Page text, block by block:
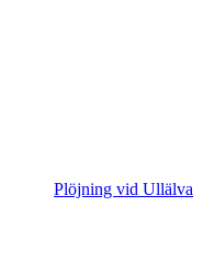
Plöjning vid Ullälva